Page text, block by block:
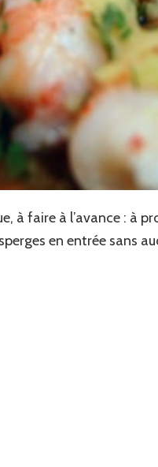
à faire à l’avance : à
en entrée sans